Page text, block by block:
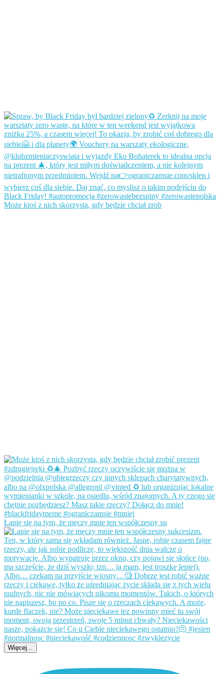
Może ktoś z nich skorzysta, gdy będzie chciał zrob
Łapię się na tym, że męczy mnie ten współczesny su
Więcej...